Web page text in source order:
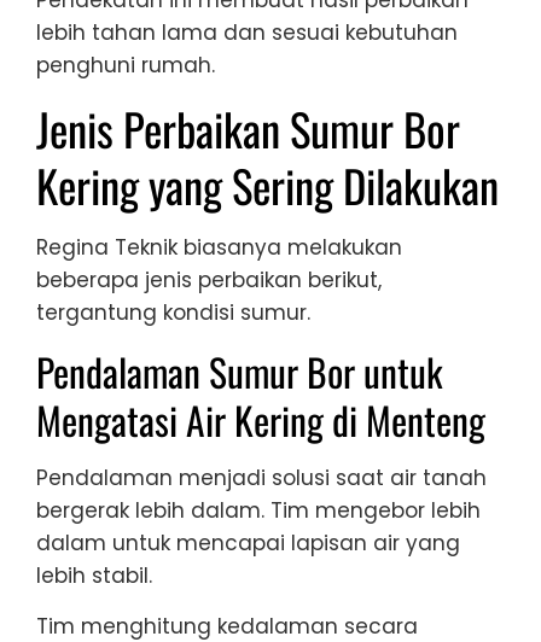
lebih tahan lama dan sesuai kebutuhan
penghuni rumah.
Jenis Perbaikan Sumur Bor
Kering yang Sering Dilakukan
Regina Teknik biasanya melakukan
beberapa jenis perbaikan berikut,
tergantung kondisi sumur.
Pendalaman Sumur Bor untuk
Mengatasi Air Kering di Menteng
Pendalaman menjadi solusi saat air tanah
bergerak lebih dalam. Tim mengebor lebih
dalam untuk mencapai lapisan air yang
lebih stabil.
Tim menghitung kedalaman secara